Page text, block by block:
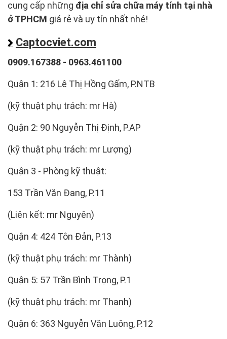
cung cấp những địa chỉ sửa chữa máy tính tại nhà
ở TPHCM giá rẻ và uy tín nhất nhé!
Captocviet.com
0909.167388 - 0963.461100
Quận 1: 216 Lê Thị Hồng Gấm, P.NTB
(kỹ thuật phụ trách: mr Hà)
Quận 2: 90 Nguyễn Thị Định, P.AP
(kỹ thuật phụ trách: mr Lượng)
Quận 3 - Phòng kỹ thuật:
153 Trần Văn Đang, P.11
(Liên kết: mr Nguyên)
Quận 4: 424 Tôn Đản, P.13
(kỹ thuật phụ trách: mr Thành)
Quận 5: 57 Trần Bình Trọng, P.1
(kỹ thuật phụ trách: mr Thanh)
Quận 6: 363 Nguyễn Văn Luông, P.12